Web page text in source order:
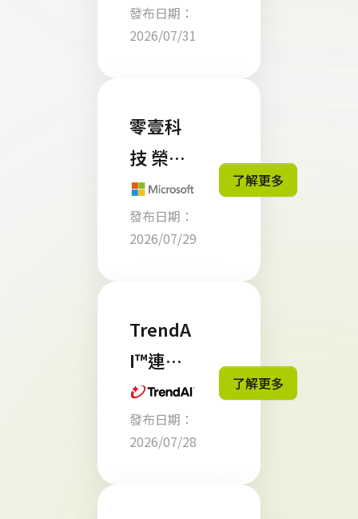
如何用
有限預
我認證
發布日期：
2026/07/31
零壹科
技 榮獲
Micros
oft
FY26
獎 肯定
發布日期：
2026/07/29
了解更多
TrendA
I™連續
第四年
於
Omdia
發布日期：
2026/07/28
了解更多